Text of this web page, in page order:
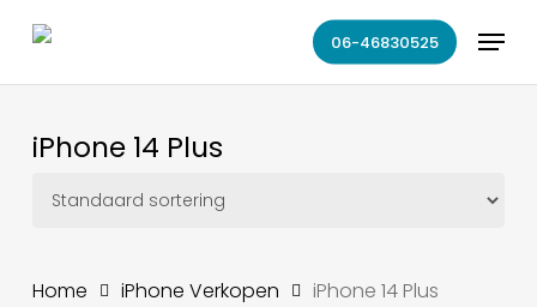
06-46830525 Menu
iPhone 14 Plus
Home iPhone Verkopen iPhone 14 Plus